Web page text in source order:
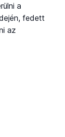
a
fedett
az